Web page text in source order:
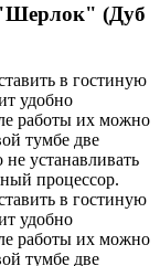
(Дуб
в гостиную
удобно
работы их можно
тумбе две
устанавливать
процессор.
в гостиную
удобно
работы их можно
тумбе две